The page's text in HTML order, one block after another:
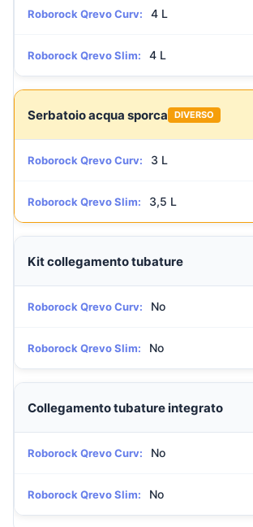
Roborock Qrevo Curv: 4 L
Roborock Qrevo Slim: 4 L
Serbatoio acqua sporca DIVERSO
Roborock Qrevo Curv: 3 L
Roborock Qrevo Slim: 3,5 L
Kit collegamento tubature
Roborock Qrevo Curv: No
Roborock Qrevo Slim: No
Collegamento tubature integrato
Roborock Qrevo Curv: No
Roborock Qrevo Slim: No